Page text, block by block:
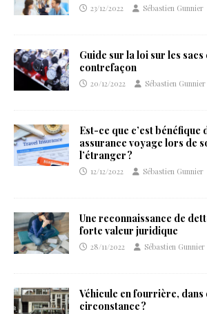
23/12/2022 Sébastien Gunnier
Guide sur la loi sur les
contrefaçon
20/12/2022 Sébastien Gunnier
Est-ce que c’est bénéfique
assurance voyage lors de
l’étranger ?
12/12/2022 Sébastien Gunnier
Une reconnaissance de
forte valeur juridique
28/11/2022 Sébastien Gunnier
Véhicule en fourrière, dans
circonstance ?